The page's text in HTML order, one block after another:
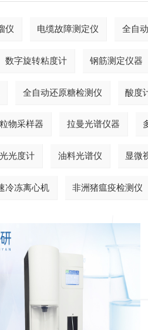
仪 电缆故障测定仪 全自
数字旋转粘度计 钢筋测定仪器
全自动还原糖检测仪 酸度
物采样器 拉曼光谱仪器
光度计 油料光谱仪 显微
冷冻离心机 非洲猪瘟疫检测仪